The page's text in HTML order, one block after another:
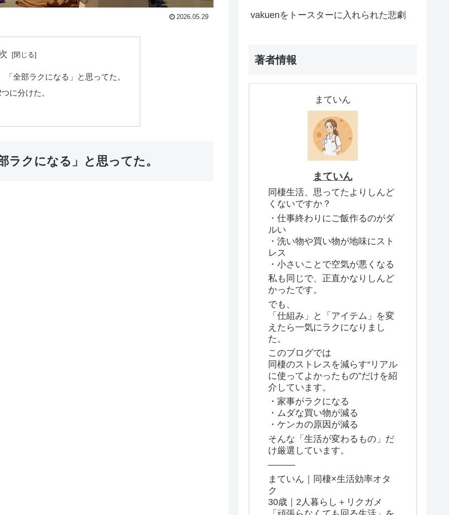
2026.05.29
全部ラクになる」と思ってた。
に分けた。
ラクになる」と思ってた。
vakuenをトースターに入れられた悲劇
著者情報
まていん
まていん
同棲生活、思ってたよりしんど
くないですか？
・仕事終わりにご飯作るのがダ
ルい
・洗い物や買い物が地味にスト
レス
・小さいことで空気が悪くなる
私も同じで、正直かなりしんど
かったです。
でも、
「仕組み」と「アイテム」を変
えたら一気にラクになりまし
た。
このブログでは
同棲のストレスを減らす“リアル
に使ってよかったもの”だけを紹
介しています。
・家事がラクになる
・ムダな買い物が減る
・ケンカの原因が減る
そんな「生活が変わるもの」だ
け厳選しています。
———
まていん｜同棲×生活効率オタ
ク
30歳｜2人暮らし＋リクガメ